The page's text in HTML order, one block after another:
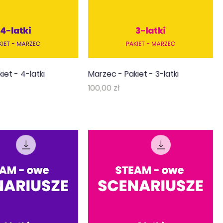
- 4-latki
Marzec - Pakiet - 3-latki
Cena
100,00 zł